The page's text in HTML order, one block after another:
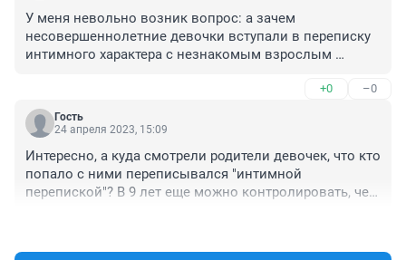
У меня невольно возник вопрос: а зачем
несовершеннолетние девочки вступали в переписку
интимного характера с незнакомым взрослым
первом же намёке переписку следовало оборвать. Но
нет! А теперь ещё и под "пострадавших" закосили. Я
его не оправдываю, но ведь и девочки тоже хороши!
+0 –0
Гость
24 апреля 2023, 15:09
Интересно, а куда смотрели родители девочек, что кто
попало с ними переписывался "интимной
перепиской"? В 9 лет еще можно контролировать, чем